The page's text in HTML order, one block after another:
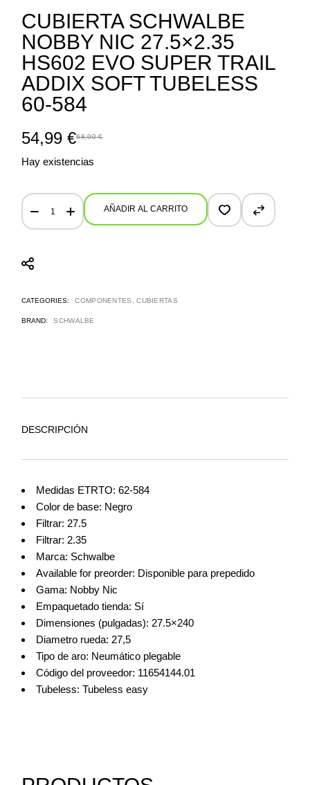
CUBIERTA SCHWALBE
NOBBY NIC 27.5×2.35
HS602 EVO SUPER TRAIL
ADDIX SOFT TUBELESS
60-584
68,90€
EL
PRECIO
ERA:
68,90 €.
54,99€
EL
PRECIO
ES:
54,99 €.
Hay existencias
Cubierta Schwalbe Nobby Nic 27.5x2.35 HS602 Evo Super
AÑADIR AL CARRITO
CATEGORIES: COMPONENTES ,CUBIERTAS
BRAND: SCHWALBE
DESCRIPCIÓN
Medidas ETRTO:62-584
Color de base: Negro
Filtrar: 27.5
Filtrar: 2.35
Marca: Schwalbe
Available for preorder: Disponible para prepedido
Gama: Nobby Nic
Empaquetado tienda: Sí
Dimensiones (pulgadas): 27.5×240
Diametro rueda: 27,5
Tipo de aro: Neumático plegable
Código del proveedor: 11654144.01
Tubeless:Tubeless easy